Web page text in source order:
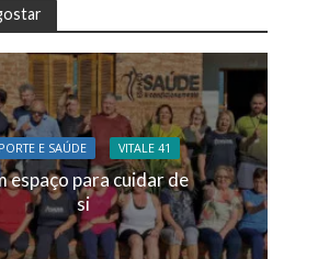
E SAÚDE VITALE 41
espaço para cuidar de
si